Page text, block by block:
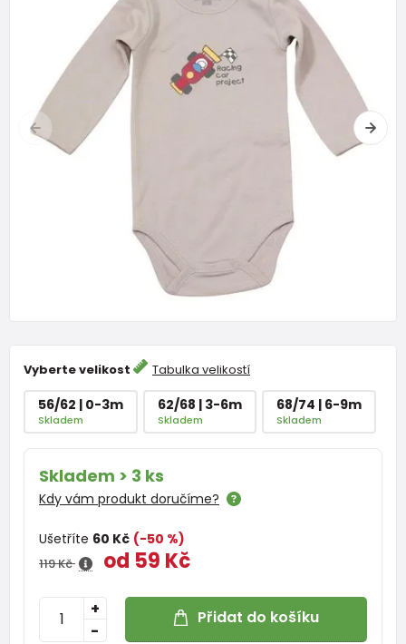
Vyberte velikost Tabulka velikostí
56/62 | 0-3m
Skladem
62/68 | 3-6m
Skladem
68/74 | 6-9m
Skladem
Skladem > 3 ks
Kdy vám produkt doručíme?
Ušetříte 60 Kč (-50 %)
119 Kč od 59 Kč
-
+ Přidat do košíku